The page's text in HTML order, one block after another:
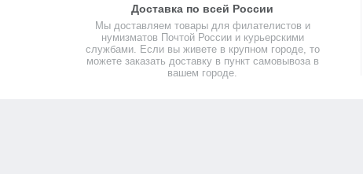
Доставка по всей России
Мы доставляем товары для филателистов и
нумизматов Почтой России и курьерскими
службами. Если вы живете в крупном городе, то
можете заказать доставку в пункт самовывоза в
вашем городе.